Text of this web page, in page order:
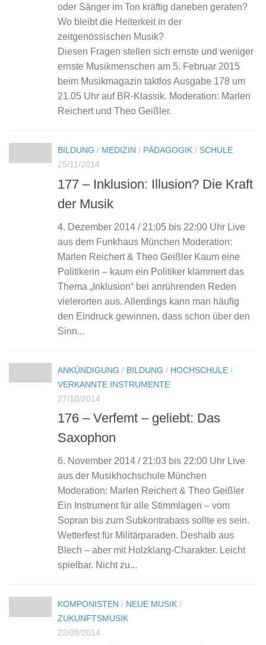
oder Sänger im Ton kräftig daneben geraten?
Wo bleibt die Heiterkeit in der
zeitgenössischen Musik?
Diesen Fragen stellen sich ernste und weniger
ernste Musikmenschen am 5. Februar 2015
beim Musikmagazin taktlos Ausgabe 178 um
21.05 Uhr auf BR-Klassik. Moderation: Marlen
Reichert und Theo Geißler.
BILDUNG / MEDIZIN / PÄDAGOGIK / SCHULE
25/11/2014
177 – Inklusion: Illusion? Die Kraft
der Musik
4. Dezember 2014 / 21:05 bis 22:00 Uhr Live
aus dem Funkhaus München Moderation:
Marlen Reichert & Theo Geißler Kaum eine
Politikerin – kaum ein Politiker klammert das
Thema „Inklusion“ bei anrührenden Reden
vielerorten aus. Allerdings kann man häufig
den Eindruck gewinnen, dass schon über den
Sinn...
ANKÜNDIGUNG / BILDUNG / HOCHSCHULE /
VERKANNTE INSTRUMENTE
27/10/2014
176 – Verfemt – geliebt: Das
Saxophon
6. November 2014 / 21:03 bis 22:00 Uhr Live
aus der Musikhochschule München
Moderation: Marlen Reichert & Theo Geißler
Ein Instrument für alle Stimmlagen – vom
Sopran bis zum Subkontrabass sollte es sein.
Wetterfest für Militärparaden. Deshalb aus
Blech – aber mit Holzklang-Charakter. Leicht
spielbar. Nicht zu...
KOMPONISTEN / NEUE MUSIK /
ZUKUNFTSMUSIK
22/09/2014